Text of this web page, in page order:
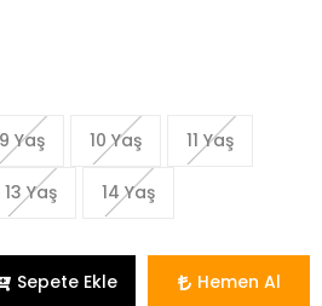
9 Yaş 10 Yaş 11 Yaş
13 Yaş 14 Yaş
Sepete Ekle Hemen Al